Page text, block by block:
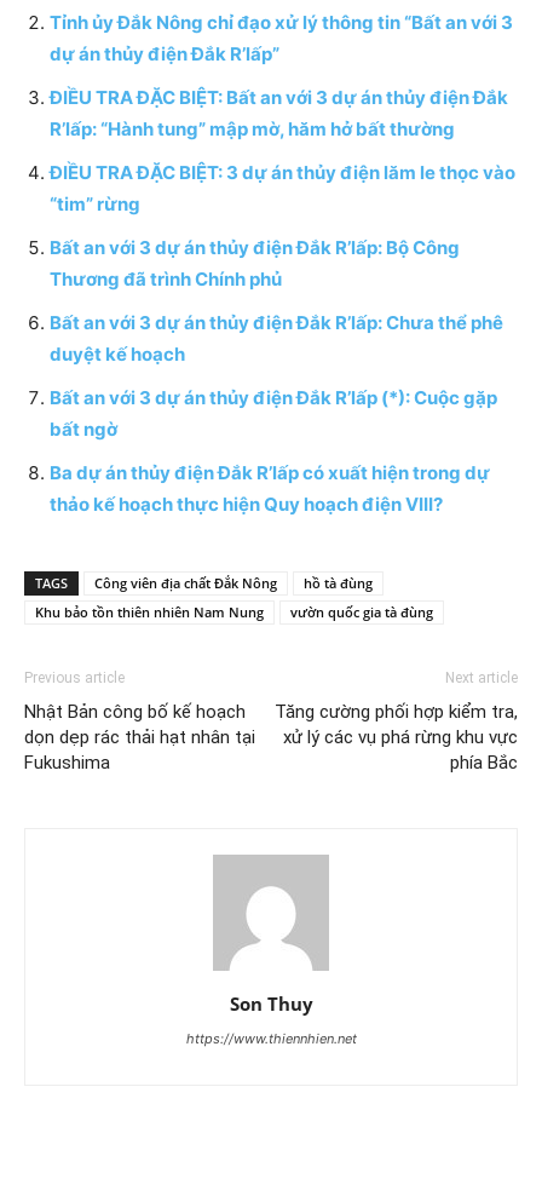
Tỉnh ủy Đắk Nông chỉ đạo xử lý thông tin “Bất an với 3
dự án thủy điện Đắk R’lấp”
ĐIỀU TRA ĐẶC BIỆT: Bất an với 3 dự án thủy điện Đắk
R’lấp: “Hành tung” mập mờ, hăm hở bất thường
ĐIỀU TRA ĐẶC BIỆT: 3 dự án thủy điện lăm le thọc vào
“tim” rừng
Bất an với 3 dự án thủy điện Đắk R’lấp: Bộ Công
Thương đã trình Chính phủ
Bất an với 3 dự án thủy điện Đắk R’lấp: Chưa thể phê
duyệt kế hoạch
Bất an với 3 dự án thủy điện Đắk R’lấp (*): Cuộc gặp
bất ngờ
Ba dự án thủy điện Đắk R’lấp có xuất hiện trong dự
thảo kế hoạch thực hiện Quy hoạch điện VIII?
TAGS Công viên địa chất Đắk Nông
hồ tà đùng
Khu bảo tồn thiên nhiên Nam Nung
vườn quốc gia tà đùng
Previous article
Nhật Bản công bố kế hoạch
dọn dẹp rác thải hạt nhân tại
Fukushima
Next article
Tăng cường phối hợp kiểm tra,
xử lý các vụ phá rừng khu vực
phía Bắc
Son Thuy
https://www.thiennhien.net